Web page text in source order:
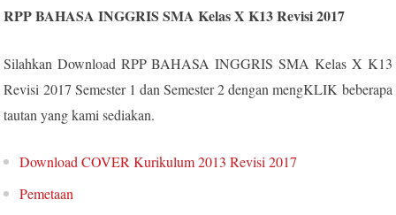
RPP BAHASA INGGRIS SMA Kelas X K13 Revisi 2017
Silahkan Download RPP BAHASA INGGRIS SMA Kelas X K13
Revisi 2017 Semester 1 dan Semester 2 dengan mengKLIK beberapa
tautan yang kami sediakan.
Download COVER Kurikulum 2013 Revisi 2017
Pemetaan